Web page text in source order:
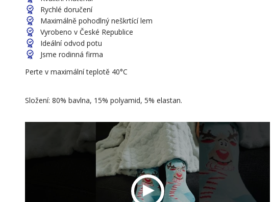
Rychlé doručení
Maximálně pohodlný neškrtící lem
Vyrobeno v České Republice
Ideální odvod potu
Jsme rodinná firma
Perte v maximální teplotě 40°C
Složení: 80% bavlna, 15% polyamid, 5% elastan.